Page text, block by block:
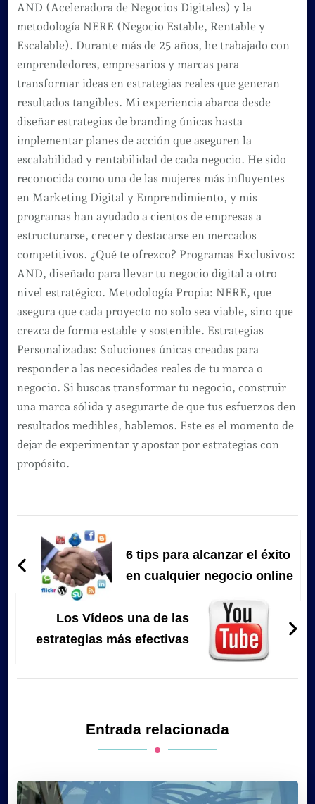
AND (Aceleradora de Negocios Digitales) y la
metodología NERE (Negocio Estable, Rentable y
Escalable). Durante más de 25 años, he trabajado con
emprendedores, empresarios y marcas para
transformar ideas en estrategias reales que generan
resultados tangibles. Mi experiencia abarca desde
diseñar estrategias de branding únicas hasta
implementar planes de acción que aseguren la
escalabilidad y rentabilidad de cada negocio. He sido
reconocida como una de las mujeres más influyentes
en Marketing Digital y Emprendimiento, y mis
programas han ayudado a cientos de empresas a
estructurarse, crecer y destacarse en mercados
competitivos. ¿Qué te ofrezco? Programas Exclusivos:
AND, diseñado para llevar tu negocio digital a otro
nivel estratégico. Metodología Propia: NERE, que
asegura que cada proyecto no solo sea viable, sino que
crezca de forma estable y sostenible. Estrategias
Personalizadas: Soluciones únicas creadas para
responder a las necesidades reales de tu marca o
negocio. Si buscas transformar tu negocio, construir
una marca sólida y asegurarte de que tus esfuerzos den
resultados medibles, hablemos. Este es el momento de
dejar de experimentar y apostar por estrategias con
propósito.
Navegación
de
entradas
6 tips para alcanzar el éxito
en cualquier negocio online
Los Vídeos una de las
estrategias más efectivas
Entrada relacionada